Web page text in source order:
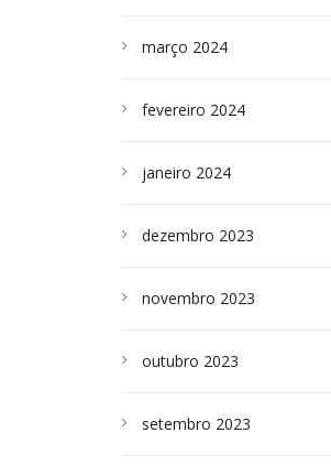
março 2024
fevereiro 2024
janeiro 2024
dezembro 2023
novembro 2023
outubro 2023
setembro 2023